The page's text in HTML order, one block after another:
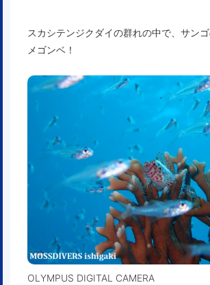
スカシテンジクダイの群れの中で、サン
メゴンベ！
OLYMPUS DIGITAL CAMERA